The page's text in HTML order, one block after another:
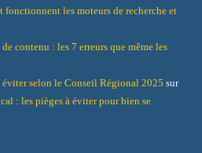
fonctionnent les moteurs de recherche et
contenu : les 7 erreurs que même les
selon le Conseil Régional 2025 sur
: les pièges à éviter pour bien se